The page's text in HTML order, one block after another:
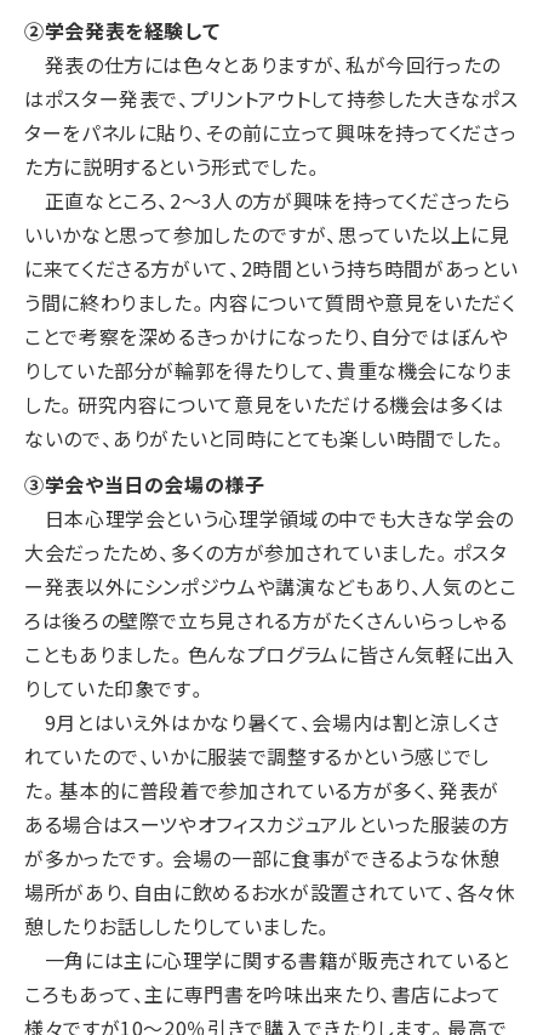
②学会発表を経験して
発表の仕方には色々とありますが、私が今回行ったの
はポスター発表で、プリントアウトして持参した大きなポス
ターをパネルに貼り、その前に立って興味を持ってくださっ
た方に説明するという形式でした。
正直なところ、2〜3人の方が興味を持ってくださったら
いいかなと思って参加したのですが、思っていた以上に見
に来てくださる方がいて、2時間という持ち時間があっとい
う間に終わりました。内容について質問や意見をいただく
ことで考察を深めるきっかけになったり、自分ではぼんや
りしていた部分が輪郭を得たりして、貴重な機会になりま
した。研究内容について意見をいただける機会は多くは
ないので、ありがたいと同時にとても楽しい時間でした。
③学会や当日の会場の様子
日本心理学会という心理学領域の中でも大きな学会の
大会だったため、多くの方が参加されていました。ポスタ
ー発表以外にシンポジウムや講演などもあり、人気のとこ
ろは後ろの壁際で立ち見される方がたくさんいらっしゃる
こともありました。色んなプログラムに皆さん気軽に出入
りしていた印象です。
9月とはいえ外はかなり暑くて、会場内は割と涼しくさ
れていたので、いかに服装で調整するかという感じでし
た。基本的に普段着で参加されている方が多く、発表が
ある場合はスーツやオフィスカジュアルといった服装の方
が多かったです。会場の一部に食事ができるような休憩
場所があり、自由に飲めるお水が設置されていて、各々休
憩したりお話ししたりしていました。
一角には主に心理学に関する書籍が販売されていると
ころもあって、主に専門書を吟味出来たり、書店によって
様々ですが10～20％引きで購入できたりします。最高で